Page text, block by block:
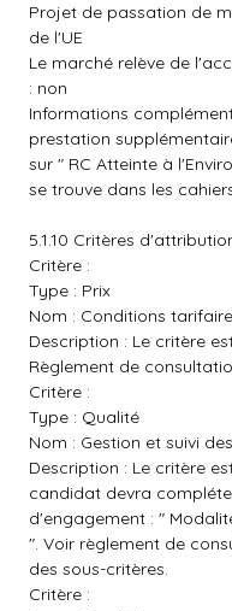
Projet de passation de
de l'UE
Le marché relève de
: non
Informations
prestation
sur " RC Atteinte à
se trouve dans les
5.1.10 Critères
Critère :
Type : Prix
Nom : Conditions
Description : Le critère
Règlement de
Critère :
Type : Qualité
Nom : Gestion et suivi
Description : Le critère
candidat devra
d'engagement : "
". Voir règlement de
des sous-critères.
Critère :